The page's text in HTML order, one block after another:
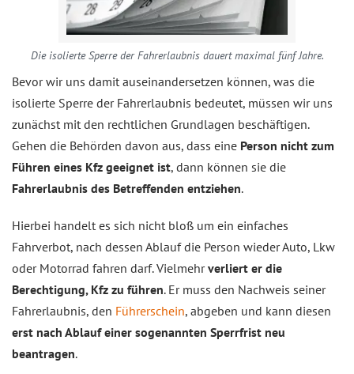
Die isolierte Sperre der Fahrerlaubnis dauert maximal fünf Jahre.
Bevor wir uns damit auseinandersetzen können, was die
isolierte Sperre der Fahrerlaubnis bedeutet, müssen wir uns
zunächst mit den rechtlichen Grundlagen beschäftigen.
Gehen die Behörden davon aus, dass eine Person nicht zum
Führen eines Kfz geeignet ist, dann können sie die
Fahrerlaubnis des Betreffenden entziehen.
Hierbei handelt es sich nicht bloß um ein einfaches
Fahrverbot, nach dessen Ablauf die Person wieder Auto, Lkw
oder Motorrad fahren darf. Vielmehrverliert er die
Berechtigung, Kfz zu führen. Er muss den Nachweis seiner
Fahrerlaubnis, den Führerschein, abgeben und kann diesen
erst nach Ablauf einer sogenannten Sperrfrist neu
beantragen.